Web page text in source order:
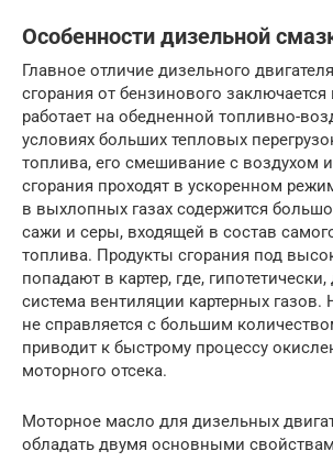
Особенности дизельной
Главное отличие дизельного
сгорания от бензинового заключается
работает на обедненной топливно-
условиях больших тепловых
топлива, его смешивание с воздухом
сгорания проходят в ускоренном
в выхлопных газах содержится
сажи и серы, входящей в состав
топлива. Продукты сгорания под
попадают в картер, где,
система вентиляции картерных газов.
не справляется с большим
приводит к быстрому процессу
моторного отсека.
Моторное масло для дизельных
обладать двумя основными